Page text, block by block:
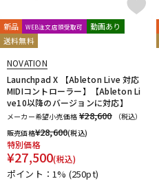
新品 WEB注文店頭受取可
動画あり
送料無料
NOVATION
Launchpad X 【Ableton Live 対応
MIDIコントローラー】【Ableton Li
ve10以降のバージョンに対応】
メーカー希望小売価格 ¥28,600
（税込）
販売価格¥28,600(税込)
特別価格
¥27,500(税込)
ポイント：1% (250pt)